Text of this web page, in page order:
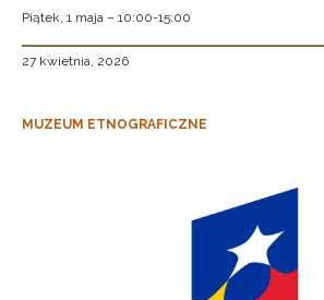
Piątek, 1 maja – 10:00-15:00
27 kwietnia, 2026
MUZEUM ETNOGRAFICZNE